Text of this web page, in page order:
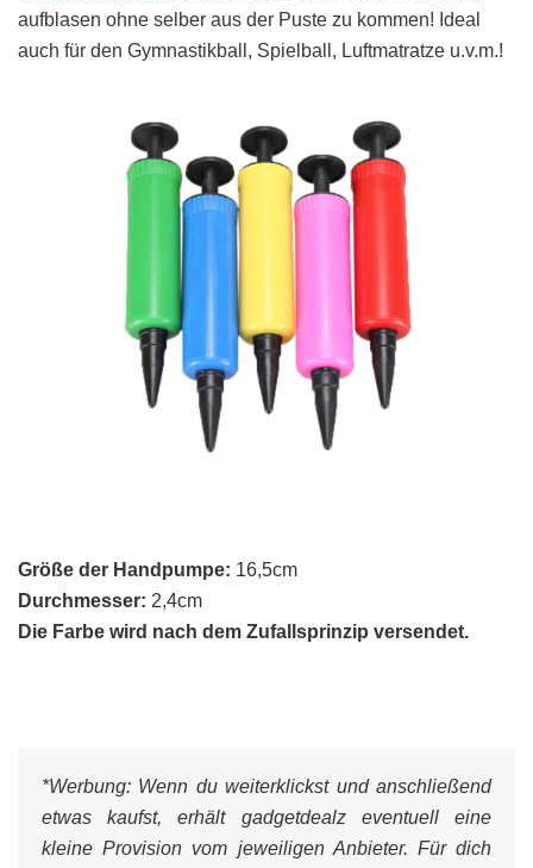
aufblasen ohne selber aus der Puste zu kommen! Ideal
auch für den Gymnastikball, Spielball, Luftmatratze u.v.m.!
Größe der Handpumpe: 16,5cm
Durchmesser: 2,4cm
Die Farbe wird nach dem Zufallsprinzip versendet.
*Werbung: Wenn du weiterklickst und anschließend
etwas kaufst, erhält gadgetdealz eventuell eine
kleine Provision vom jeweiligen Anbieter. Für dich